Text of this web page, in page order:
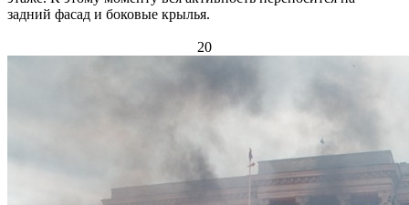
задний фасад и боковые крылья.
20